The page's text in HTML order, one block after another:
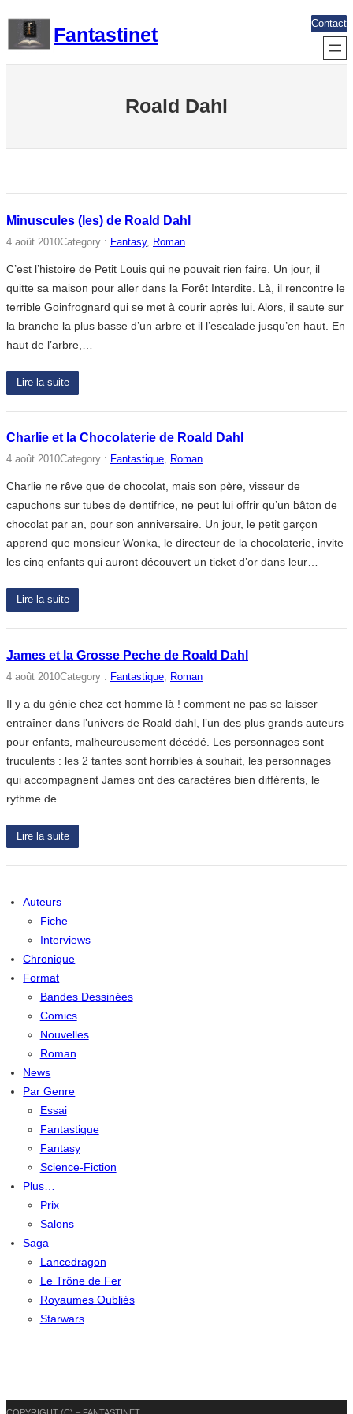
contenu
Fantastinet
Contact
Roald Dahl
Minuscules (les) de Roald Dahl
4 août 2010Category : Fantasy, Roman
C’est l’histoire de Petit Louis qui ne pouvait rien faire. Un jour, il
quitte sa maison pour aller dans la Forêt Interdite. Là, il rencontre le
terrible Goinfrognard qui se met à courir après lui. Alors, il saute sur
la branche la plus basse d’un arbre et il l’escalade jusqu’en haut. En
haut de l’arbre,…
Lire la suite
Charlie et la Chocolaterie de Roald Dahl
4 août 2010Category : Fantastique, Roman
Charlie ne rêve que de chocolat, mais son père, visseur de
capuchons sur tubes de dentifrice, ne peut lui offrir qu’un bâton de
chocolat par an, pour son anniversaire. Un jour, le petit garçon
apprend que monsieur Wonka, le directeur de la chocolaterie, invite
les cinq enfants qui auront découvert un ticket d’or dans leur…
Lire la suite
James et la Grosse Peche de Roald Dahl
4 août 2010Category : Fantastique, Roman
Il y a du génie chez cet homme là ! comment ne pas se laisser
entraîner dans l’univers de Roald dahl, l’un des plus grands auteurs
pour enfants, malheureusement décédé. Les personnages sont
truculents : les 2 tantes sont horribles à souhait, les personnages
qui accompagnent James ont des caractères bien différents, le
rythme de…
Lire la suite
Auteurs
Fiche
Interviews
Chronique
Format
Bandes Dessinées
Comics
Nouvelles
Roman
News
Par Genre
Essai
Fantastique
Fantasy
Science-Fiction
Plus…
Prix
Salons
Saga
Lancedragon
Le Trône de Fer
Royaumes Oubliés
Starwars